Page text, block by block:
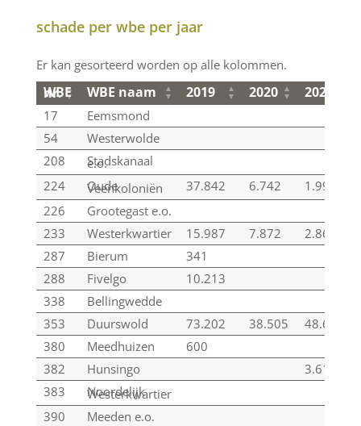
schade per wbe per jaar
Er kan gesorteerd worden op alle kolommen.
WBE nr. WBE naam 2019 2020 2021
WBE nr. WBE naam 2019 2020 2021
17
Eemsmond
54
Westerwolde
208
Stadskanaal
e.o.
224
Oude
Veenkoloniën 37.842 6.742
1.994
226
Grootegast e.o.
233
Westerkwartier 15.987 7.872
2.867
287
Bierum 341
288
Fivelgo
10.213
338
Bellingwedde
353
Duurswold 73.202 38.505 48.698
380
Meedhuizen
600
382
Hunsingo 3.616
383
Noordelijk
Westerkwartier
390
Meeden e.o.